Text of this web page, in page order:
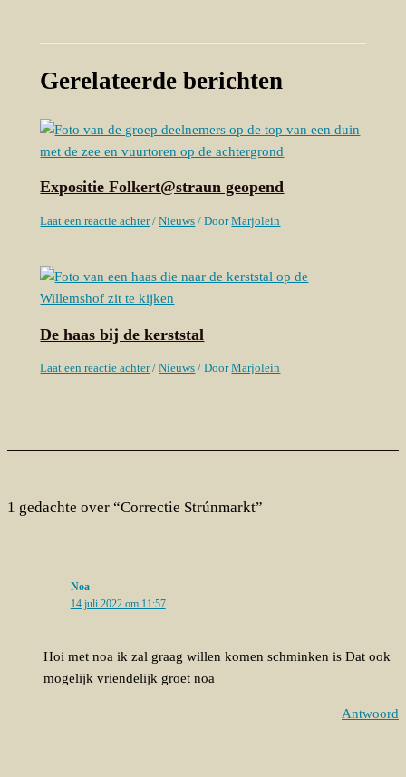
Gerelateerde berichten
Expositie Folkert@straun geopend
Laat een reactie achter /Nieuws / DoorMarjolein
De haas bij de kerststal
Laat een reactie achter /Nieuws / DoorMarjolein
1 gedachte over “Correctie Strúnmarkt”
Noa
14 juli 2022 om 11:57
Hoi met noa ik zal graag willen komen schminken is Dat ook
mogelijk vriendelijk groet noa
Antwoord